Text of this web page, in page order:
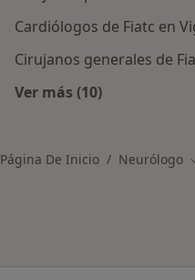
Cardiólogos de Fiatc en
Cirujanos generales de
Ver más (10)
Página De Inicio Neurólogo